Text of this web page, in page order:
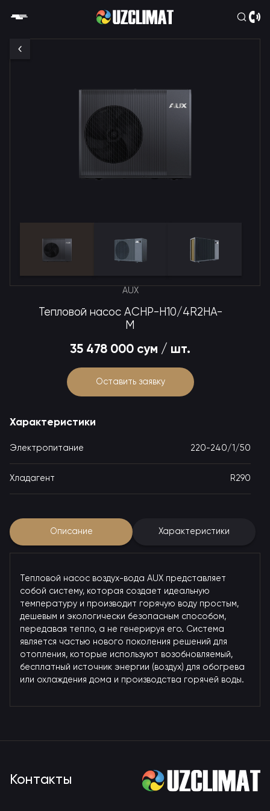
AUX
Тепловой насос ACHP-H10/4R2HA-
M
35 478 000 сум / шт.
Оставить заявку
Характеристики
Электропитание 220-240/1/50
Хладагент R290
Описание Характеристики
Тепловой насос воздух-вода AUX представляет
собой систему, которая создает идеальную
температуру и производит горячую воду простым,
дешевым и экологически безопасным способом,
передавая тепло, а не генерируя его. Система
является частью нового поколения решений для
отопления, которые используют возобновляемый,
бесплатный источник энергии (воздух) для обогрева
или охлаждения дома и производства горячей воды.
Контакты